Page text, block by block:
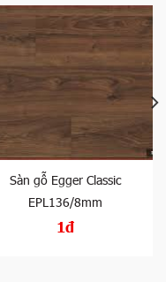
Sàn gỗ Egger Classic
EPL136/8mm
1đ